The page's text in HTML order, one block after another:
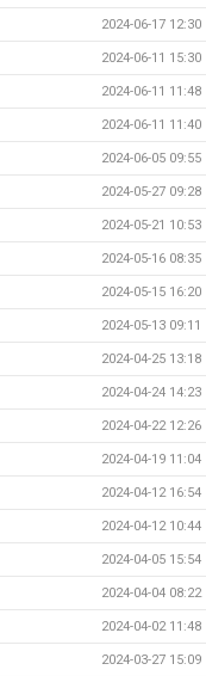
2024-06-17 12:30
2024-06-11 15:30
2024-06-11 11:48
2024-06-11 11:40
2024-06-05 09:55
2024-05-27 09:28
2024-05-21 10:53
2024-05-16 08:35
2024-05-15 16:20
2024-05-13 09:11
2024-04-25 13:18
2024-04-24 14:23
2024-04-22 12:26
2024-04-19 11:04
2024-04-12 16:54
2024-04-12 10:44
2024-04-05 15:54
2024-04-04 08:22
2024-04-02 11:48
2024-03-27 15:09